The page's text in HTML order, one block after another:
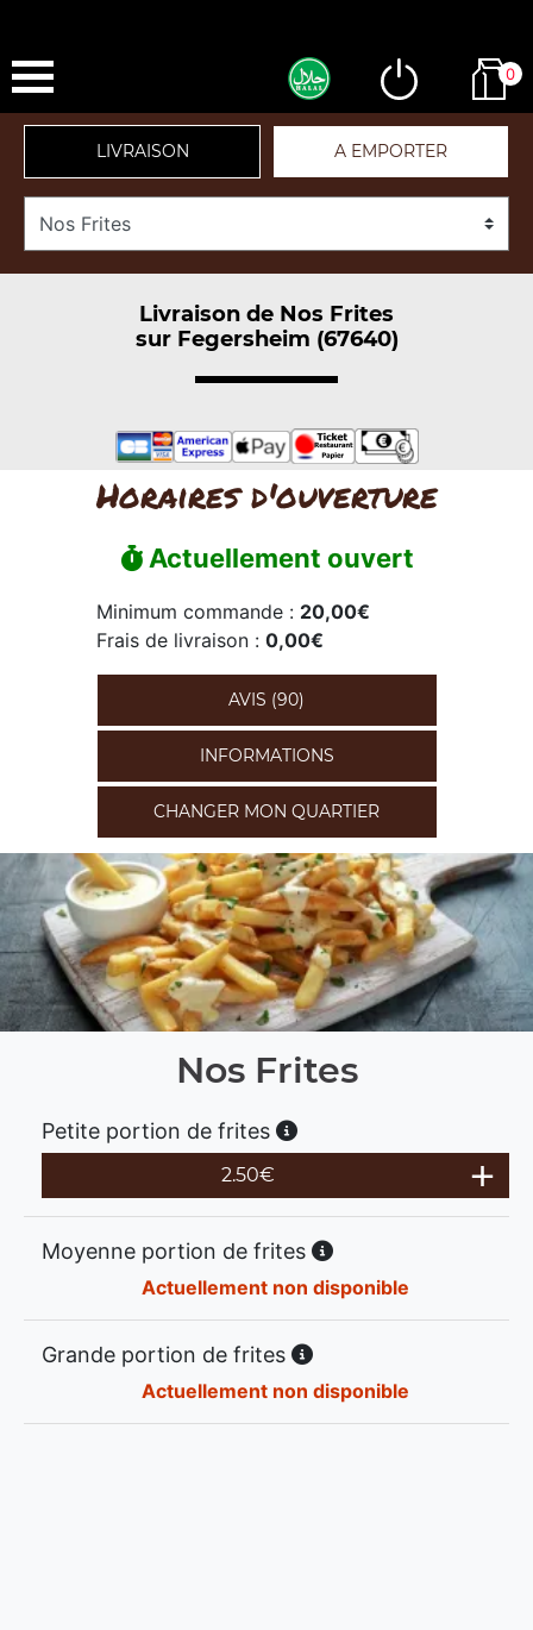
0
LIVRAISON A EMPORTER
Livraison de Nos Frites
sur Fegersheim (67640)
Horaires d'ouverture
Actuellement ouvert
Minimum commande : 20,00€
Frais de livraison : 0,00€
AVIS (90)
INFORMATIONS
CHANGER MON QUARTIER
Nos Frites
Petite portion de frites
2.50€
Moyenne portion de frites
Actuellement non disponible
Grande portion de frites
Actuellement non disponible